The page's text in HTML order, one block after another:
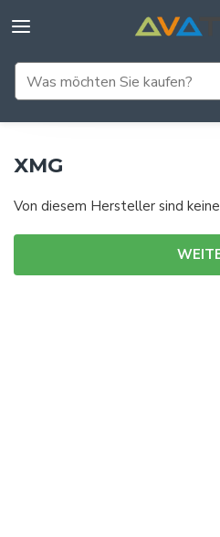
XMG
Von diesem Hersteller sind